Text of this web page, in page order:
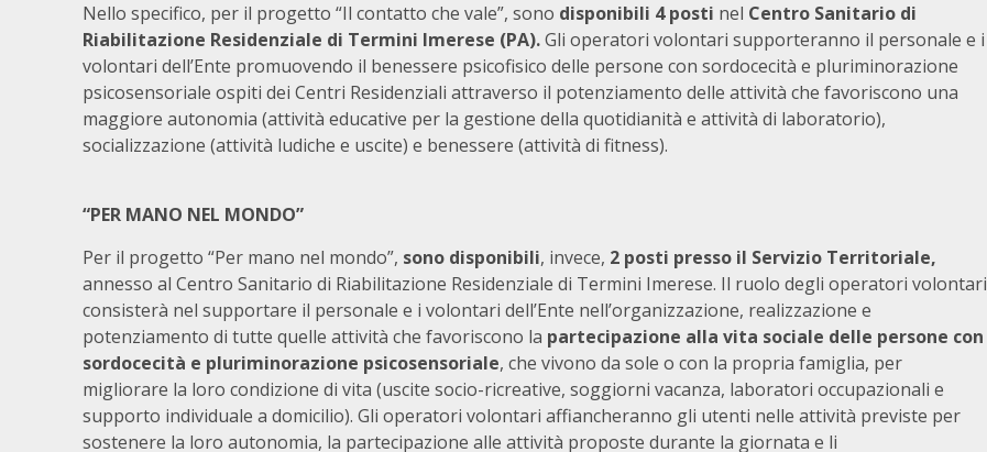
Nello specifico, per il progetto “Il contatto che vale”, sono disponibili 4 posti nel Centro Sanitario di
Riabilitazione Residenziale di Termini Imerese (PA).Gli operatori volontari supporteranno il personale e i
volontari dell’Ente promuovendo il benessere psicofisico delle persone con sordocecità e pluriminorazione
psicosensoriale ospiti dei Centri Residenziali attraverso il potenziamento delle attività che favoriscono una
maggiore autonomia (attività educative per la gestione della quotidianità e attività di laboratorio),
socializzazione (attività ludiche e uscite) e benessere (attività di fitness).
“PER MANO NEL MONDO”
Per il progetto “Per mano nel mondo”, sono disponibili, invece, 2 posti presso il Servizio Territoriale,
annesso al Centro Sanitario di Riabilitazione Residenziale di Termini Imerese. Il ruolo degli operatori volontari
consisterà nel supportare il personale e i volontari dell’Ente nell’organizzazione, realizzazione e
potenziamento di tutte quelle attività che favoriscono la partecipazione alla vita sociale delle persone con
sordocecità e pluriminorazione psicosensoriale, che vivono da sole o con la propria famiglia, per
migliorare la loro condizione di vita (uscite socio-ricreative, soggiorni vacanza, laboratori occupazionali e
supporto individuale a domicilio). Gli operatori volontari affiancheranno gli utenti nelle attività previste per
sostenere la loro autonomia, la partecipazione alle attività proposte durante la giornata e li